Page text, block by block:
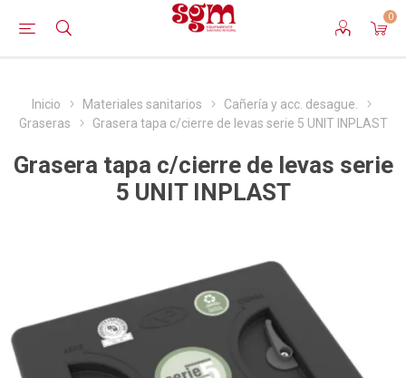
0
Inicio Materiales sanitarios
Cañería y acc. desague.
Graseras
Grasera tapa c/cierre de levas serie 5 UNIT INPLAST
Grasera tapa c/cierre de levas serie
5 UNIT INPLAST